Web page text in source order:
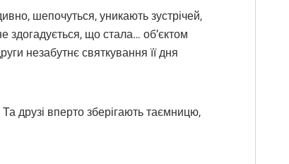
шепочуться, уникають зустрічей,
здогадується, що стала… об’єктом
незабутнє святкування її дня
друзі вперто зберігають таємницю,